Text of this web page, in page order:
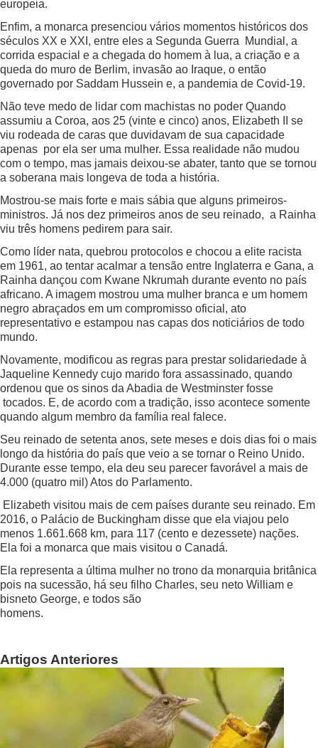
europeia.
Enfim, a monarca presenciou vários momentos históricos dos
séculos XX e XXI, entre eles a Segunda Guerra Mundial, a
corrida espacial e a chegada do homem à lua, a criação e a
queda do muro de Berlim, invasão ao Iraque, o então
governado por Saddam Hussein e, a pandemia de Covid-19.
Não teve medo de lidar com machistas no poder Quando
assumiu a Coroa, aos 25 (vinte e cinco) anos, Elizabeth II se
viu rodeada de caras que duvidavam de sua capacidade
apenas por ela ser uma mulher. Essa realidade não mudou
com o tempo, mas jamais deixou-se abater, tanto que se tornou
a soberana mais longeva de toda a história.
Mostrou-se mais forte e mais sábia que alguns primeiros-
ministros. Já nos dez primeiros anos de seu reinado, a Rainha
viu três homens pedirem para sair.
Como líder nata, quebrou protocolos e chocou a elite racista
em 1961, ao tentar acalmar a tensão entre Inglaterra e Gana, a
Rainha dançou com Kwane Nkrumah durante evento no país
africano. A imagem mostrou uma mulher branca e um homem
negro abraçados em um compromisso oficial, ato
representativo e estampou nas capas dos noticiários de todo
mundo.
Novamente, modificou as regras para prestar solidariedade à
Jaqueline Kennedy cujo marido fora assassinado, quando
ordenou que os sinos da Abadia de Westminster fosse
tocados. E, de acordo com a tradição, isso acontece somente
quando algum membro da família real falece.
Seu reinado de setenta anos, sete meses e dois dias foi o mais
longo da história do país que veio a se tornar o Reino Unido.
Durante esse tempo, ela deu seu parecer favorável a mais de
4.000 (quatro mil) Atos do Parlamento.
Elizabeth visitou mais de cem países durante seu reinado. Em
2016, o Palácio de Buckingham disse que ela viajou pelo
menos 1.661.668 km, para 117 (cento e dezessete) nações.
Ela foi a monarca que mais visitou o Canadá.
Ela representa a última mulher no trono da monarquia britânica
pois na sucessão, há seu filho Charles, seu neto William e
bisneto George, e todos são
homens.
Artigos Anteriores